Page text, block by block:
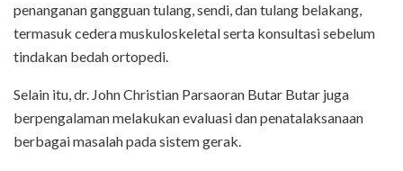
penanganan gangguan tulang, sendi, dan tulang belakang,
termasuk cedera muskuloskeletal serta konsultasi sebelum
tindakan bedah ortopedi.
Selain itu, dr. John Christian Parsaoran Butar Butar juga
berpengalaman melakukan evaluasi dan penatalaksanaan
berbagai masalah pada sistem gerak.